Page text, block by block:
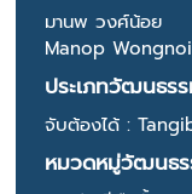
มานพ วงศ์น้อย
Manop Wongnoi
ประเภทวัฒนธร
จับต้องได้ :
หมวดหมู่วัฒนธ